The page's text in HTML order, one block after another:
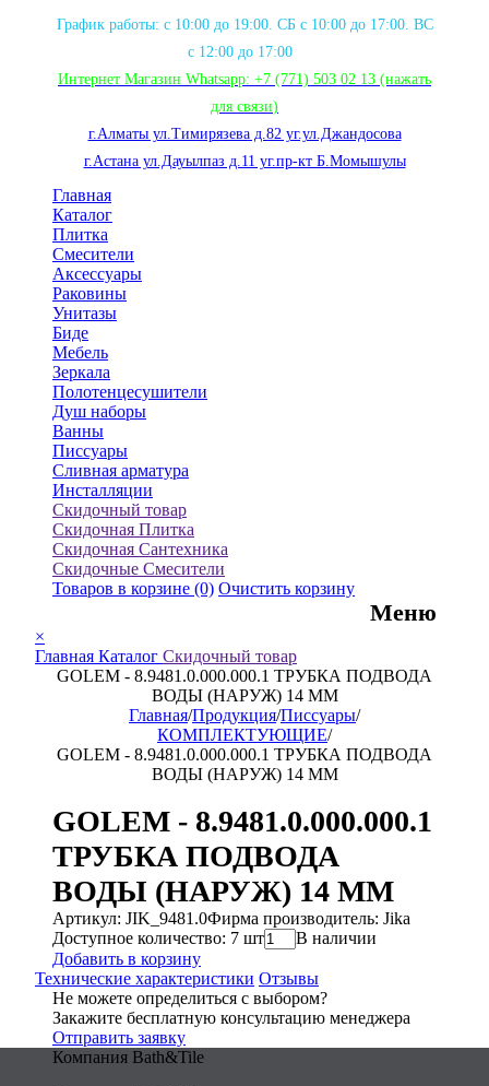
График работы: с 10:00 до 19:00. СБ с 10:00 до 17:00. ВС
с 12:00 до 17:00
Интернет Магазин Whatsapp: +7 (771) 503 02 13 (нажать
для связи)
г.Алматы ул.Тимирязева д.82 уг.ул.Джандосова
г.Астана ул.Дауылпаз д.11 уг.пр-кт Б.Момышулы
Главная
Каталог
Плитка
Смесители
Аксессуары
Раковины
Унитазы
Биде
Мебель
Зеркала
Полотенцесушители
Душ наборы
Ванны
Писсуары
Сливная арматура
Инсталляции
Скидочный товар
Скидочная Плитка
Скидочная Сантехника
Скидочные Смесители
Товаров в корзине (0) Очистить корзину
Меню
×
Главная Каталог Скидочный товар
GOLEM - 8.9481.0.000.000.1 ТРУБКА ПОДВОДА
ВОДЫ (НАРУЖ) 14 ММ
Главная/Продукция/Писсуары/
КОМПЛЕКТУЮЩИЕ/
GOLEM - 8.9481.0.000.000.1 ТРУБКА ПОДВОДА
ВОДЫ (НАРУЖ) 14 ММ
GOLEM - 8.9481.0.000.000.1
ТРУБКА ПОДВОДА
ВОДЫ (НАРУЖ) 14 ММ
Артикул: JIK_9481.0Фирма производитель: Jika
Доступное количество: 7 шт
В наличии
Добавить в корзину
Технические характеристики Отзывы
Не можете определиться с выбором?
Закажите бесплатную консультацию менеджера
Отправить заявку
Компания Bath&Tile